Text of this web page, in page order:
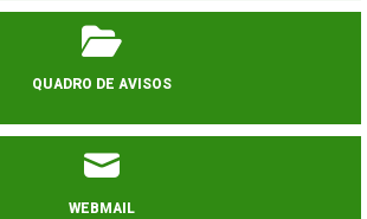
QUADRO DE AVISOS
WEBMAIL